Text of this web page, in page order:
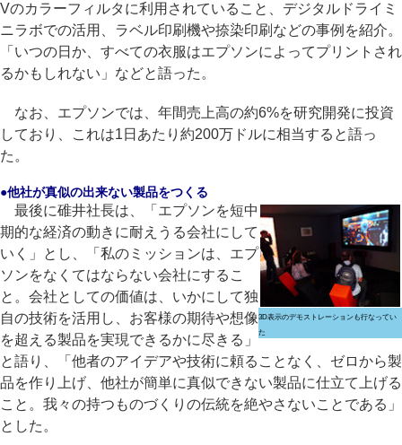
Vのカラーフィルタに利用されていること、デジタルドライミ
ニラボでの活用、ラベル印刷機や捺染印刷などの事例を紹介。
「いつの日か、すべての衣服はエプソンによってプリントされ
るかもしれない」などと語った。
なお、エプソンでは、年間売上高の約6%を研究開発に投資
しており、これは1日あたり約200万ドルに相当すると語っ
た。
●他社が真似の出来ない製品をつくる
3D表示のデモストレーションも行なってい
た
最後に碓井社長は、「エプソンを短中
期的な経済の動きに耐えうる会社にして
いく」とし、「私のミッションは、エプ
ソンをなくてはならない会社にするこ
と。会社としての価値は、いかにして独
自の技術を活用し、お客様の期待や想像
を超える製品を実現できるかに尽きる」
と語り、「他者のアイデアや技術に頼ることなく、ゼロから製
品を作り上げ、他社が簡単に真似できない製品に仕立て上げる
こと。我々の持つものづくりの伝統を絶やさないことである」
とした。